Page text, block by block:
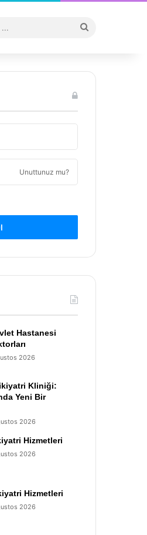
...
Unuttunuz mu?
Hastanesi
2026
Kliniği:
Yeni Bir
2026
Hizmetleri
2026
Hizmetleri
2026